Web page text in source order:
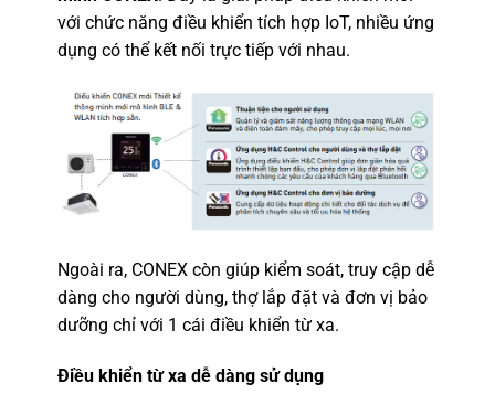
với chức năng điều khiển tích hợp IoT, nhiều ứng
dụng có thể kết nối trực tiếp với nhau.
Ngoài ra, CONEX còn giúp kiểm soát, truy cập dễ
dàng cho người dùng, thợ lắp đặt và đơn vị bảo
dưỡng chỉ với 1 cái điều khiển từ xa.
Điều khiển từ xa dễ dàng sử dụng